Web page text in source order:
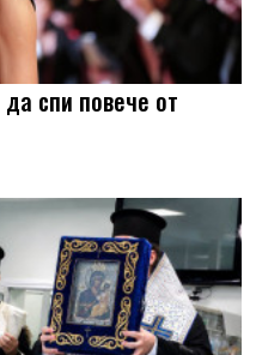
спи повече от